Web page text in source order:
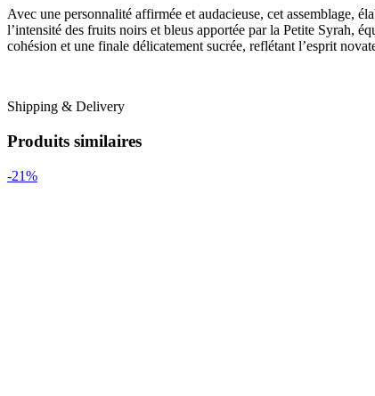
Avec une personnalité affirmée et audacieuse, cet assemblage,
l’intensité des fruits noirs et bleus apportée par la Petite Syrah,
cohésion et une finale délicatement sucrée, reflétant l’esprit
Shipping & Delivery
Produits similaires
-21%